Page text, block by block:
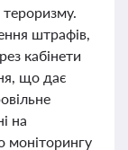
штрафів,
кабінети
що дає
на
моніторингу